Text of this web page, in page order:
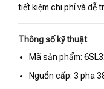
tiết kiệm chi phí và dễ
Thông số kỹ thuật
Mã sản phẩm:
Nguồn cấp: 3 pha